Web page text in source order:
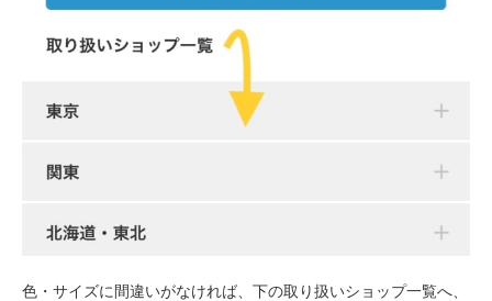
色・サイズに間違いがなければ、下の取り扱いショップ一覧へ、